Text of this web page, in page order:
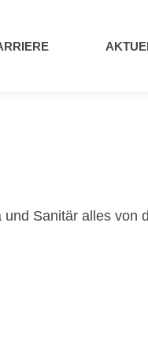
Sanitär alles von